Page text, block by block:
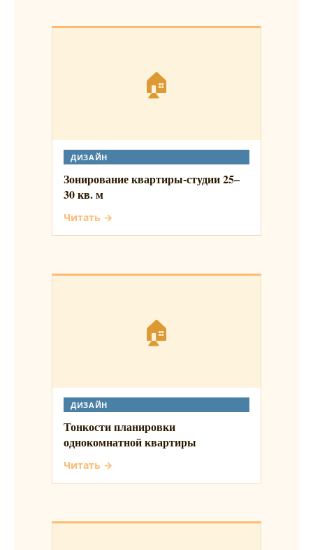
🏠
ДИЗАЙН
Зонирование квартиры-студии 25–
30 кв. м
Читать →
🏠
ДИЗАЙН
Тонкости планировки
однокомнатной квартиры
Читать →